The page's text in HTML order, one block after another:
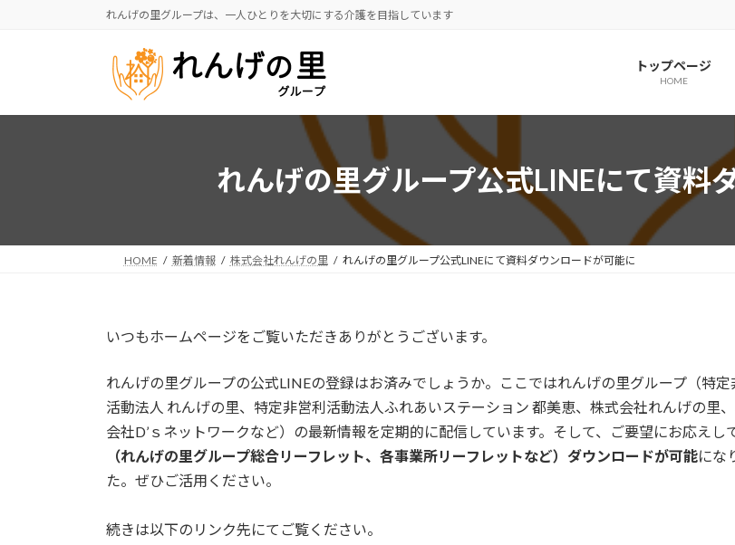
へ
ョ
れんげの里グループは、一人ひとりを大切にする介護を目指しています
トップページ
HOME
れんげの里グループ公式LINEにて資料
HOME 新着情報 株式会社れんげの里 れんげの里グループ公式LINEにて資料ダウンロードが可能に
いつもホームページをご覧いただきありがとうございます。
れんげの里グループの公式LINEの登録はお済みでしょうか。ここではれんげの里グループ（特定
活動法人 れんげの里、特定非営利活動法人ふれあいステーション 都美恵、株式会社れんげの里
会社D’ｓネットワークなど）の最新情報を定期的に配信しています。そして、ご要望にお応えし
（れんげの里グループ総合リーフレット、各事業所リーフレットなど）ダウンロードが可能にな
た。ぜひご活用ください。
続きは以下のリンク先にてご覧ください。